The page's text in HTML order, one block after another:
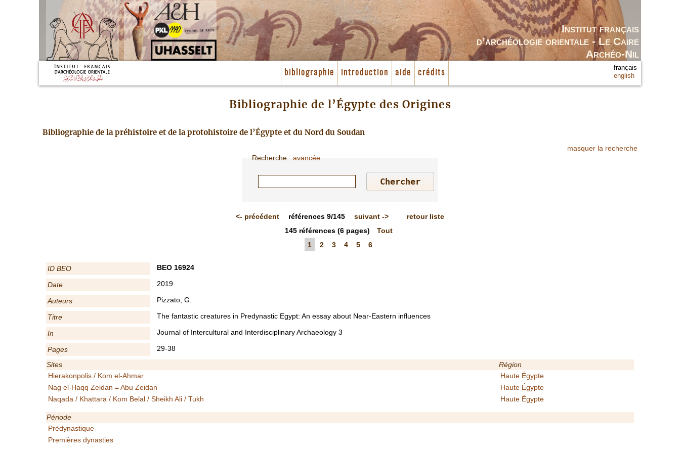
Institut français
d’archéologie orientale - Le Caire
Archéo-Nil
bibliographie introduction aide crédits
français
english
Bibliographie de l’Égypte des Origines
Bibliographie de la préhistoire et de la protohistoire de l’Égypte et du Nord du Soudan
masquer la recherche
Recherche :avancée
<- précédent références 9/145 suivant ->
retour liste
145 références(6 pages)
Tout
1
2 3 4 5 6
ID BEO BEO 16924
Date 2019
Auteurs Pizzato, G.
Titre The fantastic creatures in Predynastic Egypt: An essay about Near-Eastern influences
In Journal of Intercultural and Interdisciplinary Archaeology 3
Pages
29-38
Sites
Région
Hierakonpolis / Kom el-Ahmar
Haute Égypte
Nag el-Haqq Zeidan = Abu Zeidan
Haute Égypte
Naqada / Khattara / Kom Belal / Sheikh Ali / Tukh
Haute Égypte
Période
Prédynastique
Premières dynasties